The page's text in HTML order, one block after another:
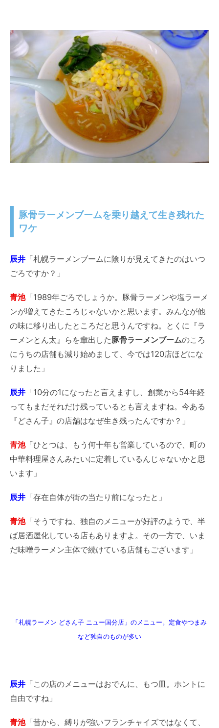
豚骨ラーメンブームを乗り越えて生き残れた
ワケ
辰井 「札幌ラーメンブームに陰りが見えてきたのはいつ
ごろですか？」
青池「1989年ごろでしょうか。豚骨ラーメンや塩ラーメ
ンが増えてきたころじゃないかと思います。みんなが他
の味に移り出したところだと思うんですね。とくに『ラ
ーメンとん太』らを輩出した豚骨ラーメンブームのころ
にうちの店舗も減り始めまして、今では120店ほどにな
りました」
辰井 「10分の1になったと言えますし、創業から54年経
ってもまだそれだけ残っているとも言えますね。今ある
『どさん子』の店舗はなぜ生き残ったんですか？」
青池「ひとつは、もう何十年も営業しているので、町の
中華料理屋さんみたいに定着しているんじゃないかと思
います」
辰井 「存在自体が街の当たり前になったと」
青池「そうですね、独自のメニューが好評のようで、半
ば居酒屋化している店もありますよ。その一方で、いま
だ味噌ラーメン主体で続けている店舗もございます」
「札幌ラーメン どさん子 ニュー国分店」のメニュー。定食やつまみ
など独自のものが多い
辰井 「この店のメニューはおでんに、もつ皿。ホントに
自由ですね」
青池「昔から、縛りが強いフランチャイズではなくて、